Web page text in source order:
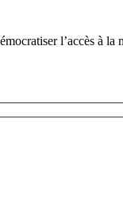
l’accès à